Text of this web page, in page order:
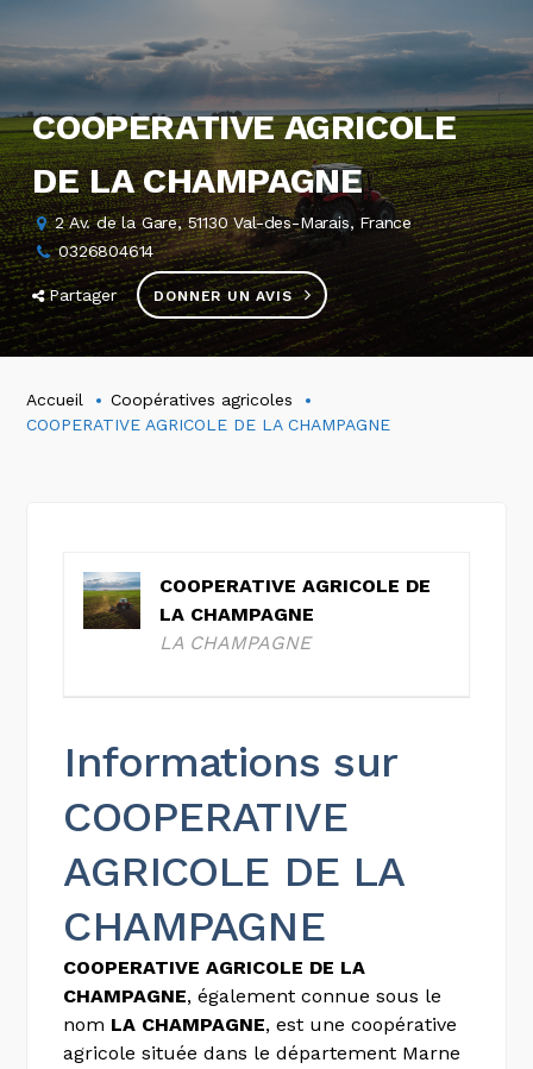
COOPERATIVE AGRICOLE
DE LA CHAMPAGNE
2 Av. de la Gare, 51130 Val-des-Marais, France
0326804614
Partager DONNER UN AVIS
Accueil
Coopératives agricoles
COOPERATIVE AGRICOLE DE LA CHAMPAGNE
COOPERATIVE AGRICOLE DE
LA CHAMPAGNE
LA CHAMPAGNE
Informations sur
COOPERATIVE
AGRICOLE DE LA
CHAMPAGNE
COOPERATIVE AGRICOLE DE LA
CHAMPAGNE, également connue sous le
nom LA CHAMPAGNE, est une coopérative
agricole située dans le département Marne